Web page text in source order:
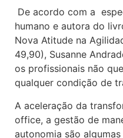
De acordo com a
humano e autora do
Nova Atitude na
49,90), Susanne
os profissionais não
qualquer condição de
A aceleração da
office, a gestão de
autonomia são